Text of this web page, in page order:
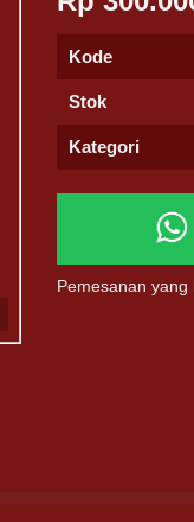
Kode
Stok
Kategori
Pemesanan yang